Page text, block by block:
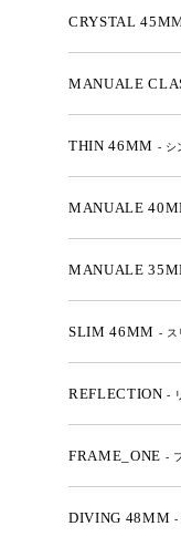
CRYSTAL
MANUALE
THIN 46MM - シ
MANUALE
MANUALE
SLIM 46MM - ス
REFLECTION-
FRAME_ONE -
DIVING 48MM -